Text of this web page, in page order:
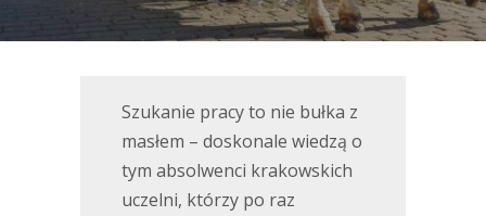
Szukanie pracy to nie bułka z
masłem – doskonale wiedzą o
tym absolwenci krakowskich
uczelni, którzy po raz